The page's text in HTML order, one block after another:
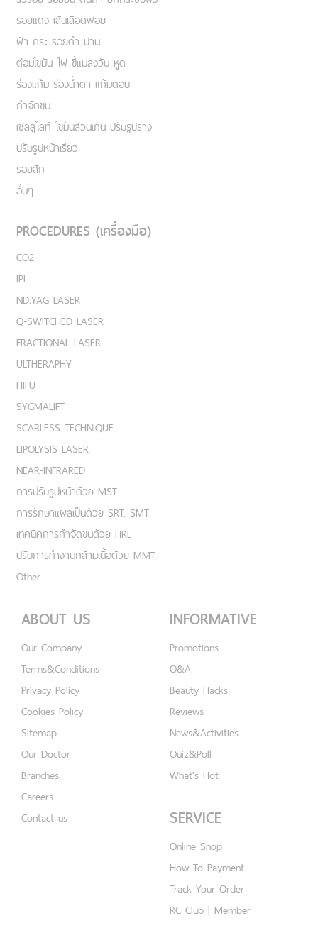
รอยแดง เส้นเลือดฟอย
ฝ้า กระ รอยดำ ปาน
ต่อมไขมัน ไฝ ขี้แมลงวัน หูด
ร่องแก้ม ร่องน้ำตา แก้มตอบ
กำจัดขน
เชลลูไลท์ ไขมันส่วนเกิน ปรับรูปร่าง
ปรับรูปหน้าเรียว
รอยสัก
อื่นๆ
PROCEDURES (เครื่องมือ)
CO2
IPL
ND:YAG LASER
Q-SWITCHED LASER
FRACTIONAL LASER
ULTHERAPHY
HIFU
SYGMALIFT
SCARLESS TECHNIQUE
LIPOLYSIS LASER
NEAR-INFRARED
การปรับรูปหน้าด้วย MST
การรักษาแผลเป็นด้วย SRT, SMT
เทคนิคการกำจัดขนด้วย HRE
ปรับการทำงานกล้ามเนื้อด้วย MMT
Other
ABOUT US
Our Company
Terms&Conditions
Privacy Policy
Cookies Policy
Sitemap
Our Doctor
Branches
Careers
Contact us
INFORMATIVE
Promotions
Q&A
Beauty Hacks
Reviews
News&Activities
Quiz&Poll
What's Hot
SERVICE
Online Shop
How To Payment
Track Your Order
RC Club | Member